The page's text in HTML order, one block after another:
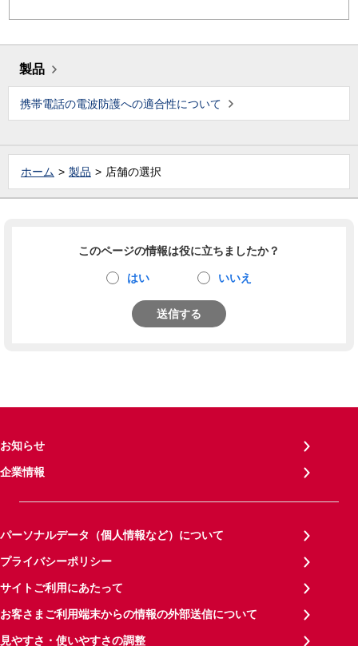
製品
携帯電話の電波防護への適合性について
ホーム 製品 店舗の選択
このページの情報は役に立ちましたか？
はい いいえ
送信する
お知らせ
企業情報
パーソナルデータ（個人情報など）について
プライバシーポリシー
サイトご利用にあたって
お客さまご利用端末からの情報の外部送信について
見やすさ・使いやすさの調整